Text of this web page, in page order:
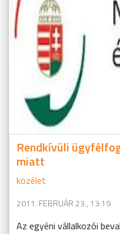
Rendkívüli
miatt
közélet
2011. FEBRUÁR 23., 13:19
Az egyéni vállalkozói